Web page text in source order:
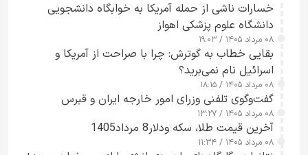
خسارات ناشی از حمله آمریکا به خوابگاه دانشجویی
دانشگاه علوم پزشکی اهواز
۰۸ مرداد ۱۴۰۵ / ۱۹:۰۳
بقایی خطاب به گوترش: چرا با صراحت از آمریکا و
اسرائیل نام نمی‌برید؟
۰۸ مرداد ۱۴۰۵ / ۱۸:۱۵
گفت‌وگوی تلفنی وزرای امور خارجه ایران و قبرس
۰۸ مرداد ۱۴۰۵ / ۱۳:۲۷
آخرین قیمت طلا، سکه ودلار8 مرداد1405
۰۸ مرداد ۱۴۰۵ / ۱۱:۳۴